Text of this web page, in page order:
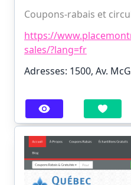
Coupons-rabais et
https://
sales/?lang=fr
Adresses: 1500, Av.